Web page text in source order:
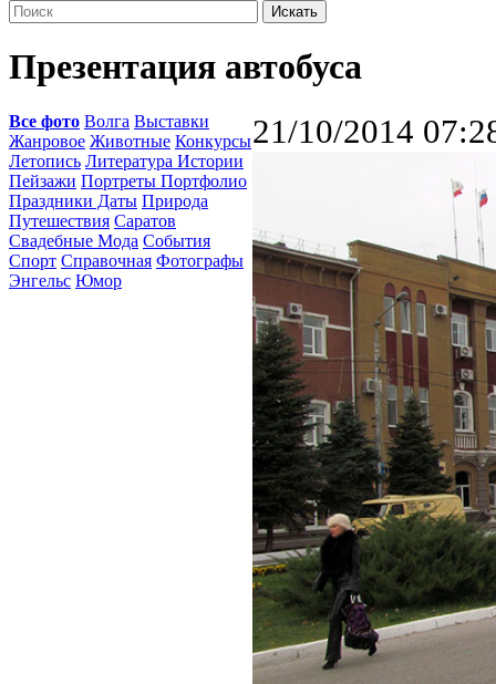
Презентация автобуса
Все фото Волга Выставки
Жанровое Животные Конкурсы
Летопись Литература Истории
Пейзажи Портреты Портфолио
Праздники Даты Природа
Путешествия Саратов
Свадебные Мода События
Спорт Справочная Фотографы
Энгельс Юмор
21/10/2014